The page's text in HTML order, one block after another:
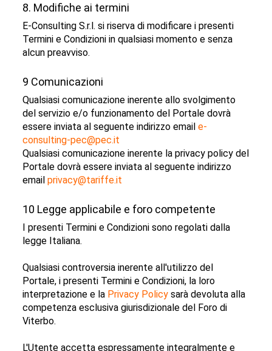
8. Modifiche ai termini
E-Consulting S.r.l. si riserva di modificare i presenti
Termini e Condizioni in qualsiasi momento e senza
alcun preavviso.
9 Comunicazioni
Qualsiasi comunicazione inerente allo svolgimento
del servizio e/o funzionamento del Portale dovrà
essere inviata al seguente indirizzo emaile-
consulting-pec@pec.it
Qualsiasi comunicazione inerente la privacy policy del
Portale dovrà essere inviata al seguente indirizzo
emailprivacy@tariffe.it
10 Legge applicabile e foro competente
I presenti Termini e Condizioni sono regolati dalla
legge Italiana.
Qualsiasi controversia inerente all'utilizzo del
Portale, i presenti Termini e Condizioni, la loro
interpretazione e la Privacy Policy sarà devoluta alla
competenza esclusiva giurisdizionale del Foro di
Viterbo.
L'Utente accetta espressamente integralmente e